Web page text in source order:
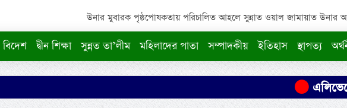
উনার মুবারক পৃষ্ঠপোষকতায় পরিচালিত আহলে সুন্নাত ওয়াল জামায়াত উনার
বিদেশ দ্বীন শিক্ষা সুন্নত তা’লীম মহিলাদের পাতা সম্পাদকীয় ইতিহাস স্থাপত্য
এলিভেটেড